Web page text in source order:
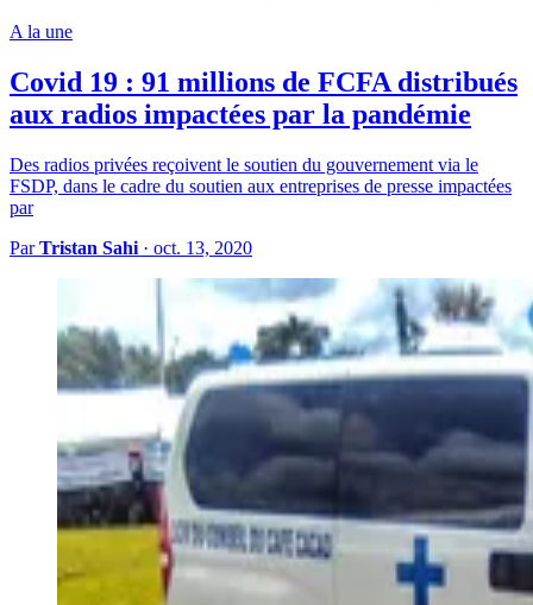
A la une
Covid 19 : 91 millions de FCFA distribués
aux radios impactées par la pandémie
Des radios privées reçoivent le soutien du gouvernement via le
FSDP, dans le cadre du soutien aux entreprises de presse impactées
par
ParTristan Sahi · oct. 13, 2020